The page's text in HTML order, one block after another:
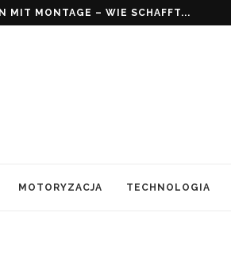
MIT MONTAGE – WIE SCHAFFT...
MOTORYZACJA TECHNOLOGIA